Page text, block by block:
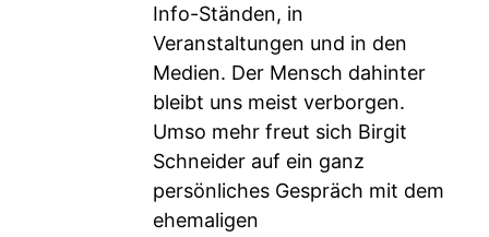
Info-Ständen, in
Veranstaltungen und in den
Medien. Der Mensch dahinter
bleibt uns meist verborgen.
Umso mehr freut sich Birgit
Schneider auf ein ganz
persönliches Gespräch mit dem
ehemaligen